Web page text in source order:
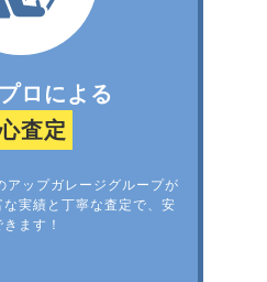
ロによる
査定
アップガレージグループが
実績と丁寧な査定で、安
ます！